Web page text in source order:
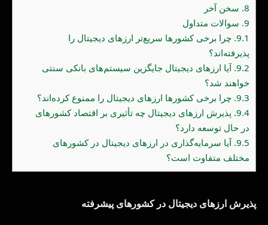
8. سخن آخر
9. سوالات متداول
9.1. چرا برخی کشورها سریع‌تر ارزهای دیجیتال را
پذیرفته‌اند؟
9.2. آیا ارزهای دیجیتال جایگزین سیستم‌های بانکی سنتی
خواهند شد؟
9.3. چرا برخی کشورها ارزهای دیجیتال را ممنوع کرده‌اند؟
9.4. پذیرش ارزهای دیجیتال چه تأثیری بر اقتصاد کشورهای
در حال توسعه دارد؟
9.5. آیا سرمایه‌گذاری در ارزهای دیجیتال در کشورهای
مختلف متفاوت است؟
پذیرش ارزهای دیجیتال در کشورهای پیشرفته